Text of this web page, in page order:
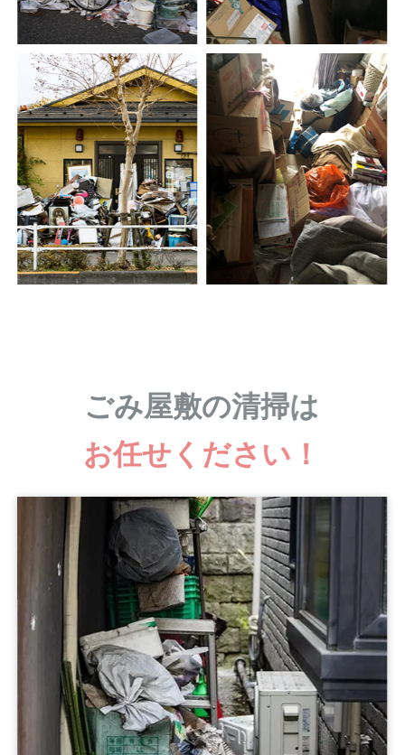
ごみ屋敷の清掃は
お任せください！